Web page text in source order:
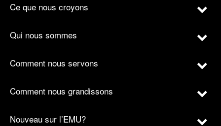
Ce que nous croyons
Qui nous sommes
Comment nous servons
Comment nous grandissons
Nouveau sur l’EMU?